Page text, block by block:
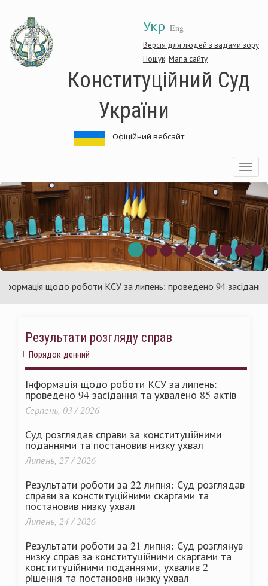
основного
матеріалу
Укр Eng
Версія для людей з вадами зору
Пошук Мапа сайту
Конституційний Суд
України
Офіційний вебсайт
Toggle
щодо роботи КСУ за липень: проведено 94 засідання та
Результати розгляду справ
Порядок денний
Інформація щодо роботи КСУ за липень:
проведено 94 засідання та ухвалено 85 актів
Серпень, 03 / 2026
Суд розглядав справи за конституційними
поданнями та постановив низку ухвал
Липень, 27 / 2026
Результати роботи за 22 липня: Суд розглядав
справи за конституційними скаргами та
постановив низку ухвал
Липень, 24 / 2026
Результати роботи за 21 липня: Суд розглянув
низку справ за конституційними скаргами та
конституційними поданнями, ухвалив 2
рішення та постановив низку ухвал